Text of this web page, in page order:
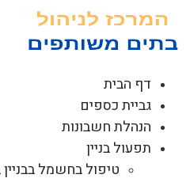
דף הבית
גביית כספים
הנהלת חשבונות
תפעול בניין
טיפול בחשמל בבניין